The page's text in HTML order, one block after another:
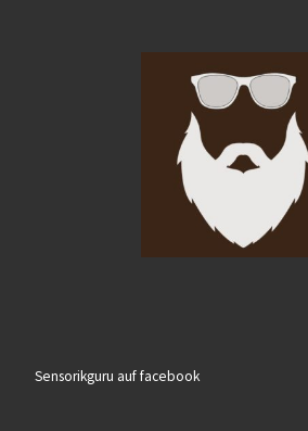
Sensorikguru auf facebook